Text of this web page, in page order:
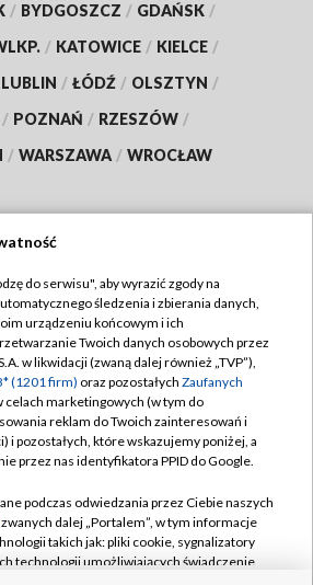
/ BYDGOSZCZ / GDAŃSK /
/ KATOWICE / KIELCE /
LUBLIN / ŁÓDŹ / OLSZTYN /
/ POZNAŃ / RZESZÓW /
/ WARSZAWA / WROCŁAW
TVP
TVP
Cyfrowa
Regulamin TVP
prywatności
Moje zgody
Pomoc
Kontakt
do serwisu", aby wyrazić zgody na
śledzenia i zbierania danych,
urządzeniu końcowym i ich
Twoich danych osobowych przez
w likwidacji (zwaną dalej również „TVP”),
(1201 firm) oraz pozostałych Zaufanych
celach marketingowych (w tym do
reklam do Twoich zainteresowań i
i pozostałych, które wskazujemy poniżej, a
przez nas identyfikatora PPID do Google.
podczas odwiedzania przez Ciebie naszych
zwanych dalej „Portalem”, w tym informacje
takich jak: pliki cookie, sygnalizatory
technologii umożliwiających świadczenie